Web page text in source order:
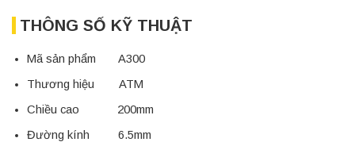
THÔNG SỐ KỸ THUẬT
Mã sản phẩm A300
Thương hiệu ATM
Chiều cao 200mm
Đường kính 6.5mm